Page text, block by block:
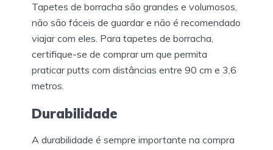
Tapetes de borracha são grandes e volumosos,
não são fáceis de guardar e não é recomendado
viajar com eles. Para tapetes de borracha,
certifique-se de comprar um que permita
praticar putts com distâncias entre 90 cm e 3,6
metros.
Durabilidade
A durabilidade é sempre importante na compra